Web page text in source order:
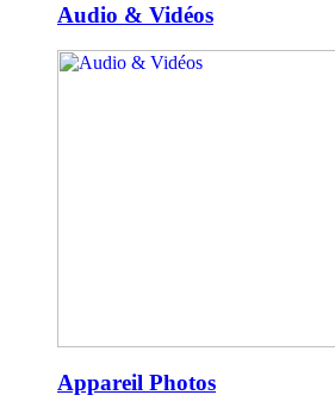
Audio & Vidéos
Appareil Photos